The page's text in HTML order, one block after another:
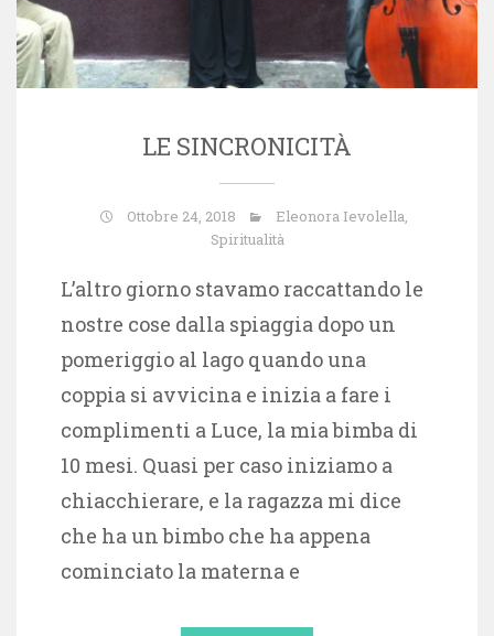
LE SINCRONICITÀ
Ottobre 24, 2018 Eleonora Ievolella
Spiritualità
L’altro giorno stavamo raccattando le
nostre cose dalla spiaggia dopo un
pomeriggio al lago quando una
coppia si avvicina e inizia a fare i
complimenti a Luce, la mia bimba di
10 mesi. Quasi per caso iniziamo a
chiacchierare, e la ragazza mi dice
che ha un bimbo che ha appena
cominciato la materna e